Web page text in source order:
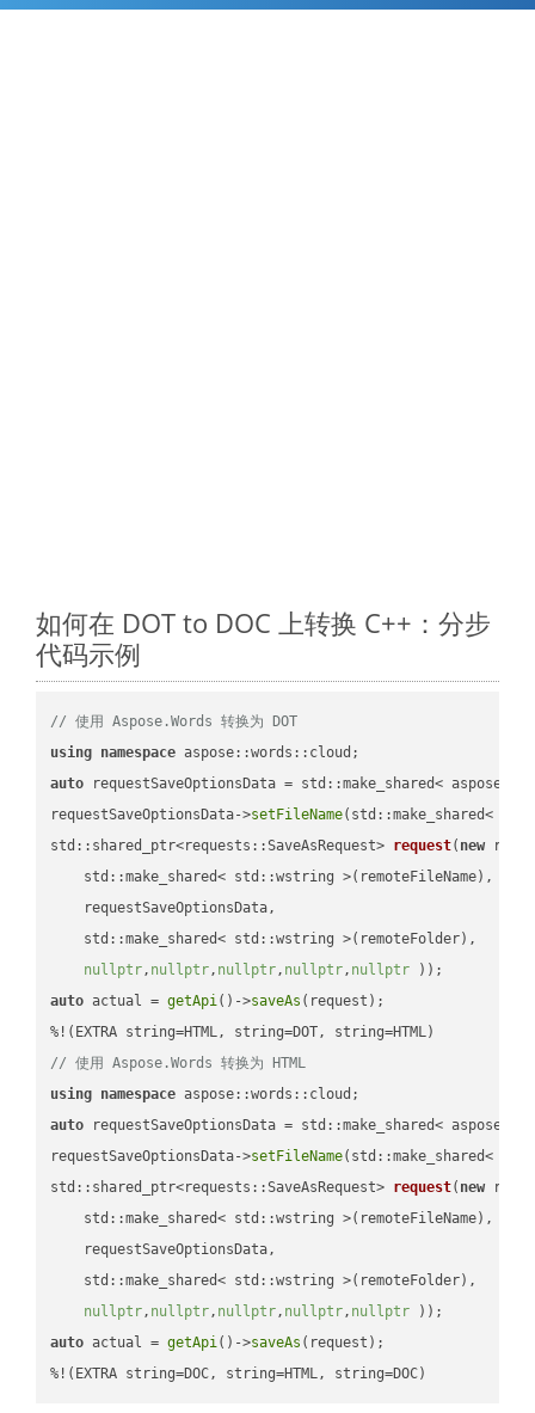
如何在 DOT to DOC 上转换 C++：分步
代码示例
// 使用 Aspose.Words 转换为 DOT
using namespace
auto requestSaveOptionsData = std::make_shared<
requestSaveOptionsData->setFileName(std::make_shared<
std::shared_ptr<requests::SaveAsRequest> request( new
    std::make_shared< std::wstring >(remoteFileName),
    requestSaveOptionsData,
    std::make_shared< std::wstring >(remoteFolder),
nullptr, nullptr, nullptr, nullptr, nullptr ))
auto actual = getApi()->saveAs (request);
// 使用 Aspose.Words 转换为 HTML
using namespace
auto requestSaveOptionsData = std::make_shared<
requestSaveOptionsData->setFileName(std::make_shared<
std::shared_ptr<requests::SaveAsRequest> request( new
    std::make_shared< std::wstring >(remoteFileName),
    requestSaveOptionsData,
    std::make_shared< std::wstring >(remoteFolder),
nullptr, nullptr, nullptr, nullptr, nullptr ))
auto actual = getApi()->saveAs (request);
%!(EXTRA string=DOC, string=HTML, string=DOC)